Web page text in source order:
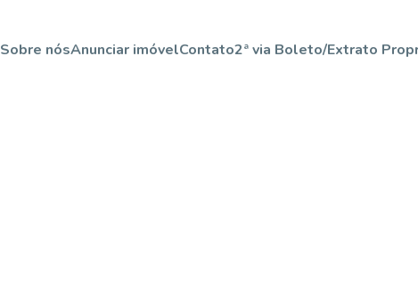
Sobre nósAnunciar imóvelContato2ª via Boleto/Extrato